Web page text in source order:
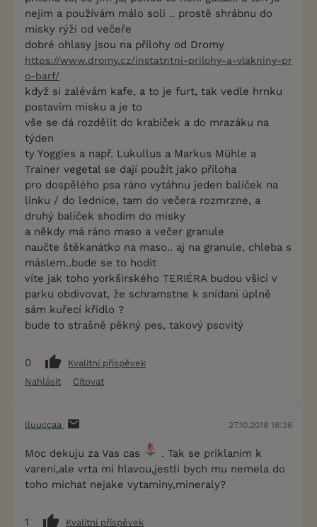
nejím a používám málo soli .. prostě shrábnu do
misky rýži od večeře
dobré ohlasy jsou na přílohy od Dromy
https://www.dromy.cz/instatntni-prilohy-a-vlakniny-pr
o-barf/
když si zalévám kafe, a to je furt, tak vedle hrnku
postavím misku a je to
vše se dá rozdělit do krabiček a do mrazáku na
týden
ty Yoggies a např. Lukullus a Markus Mühle a
Trainer vegetal se dají použít jako příloha
pro dospělého psa ráno vytáhnu jeden balíček na
linku / do lednice, tam do večera rozmrzne, a
druhý balíček shodím do misky
a někdy má ráno maso a večer granule
naučte štěkanátko na maso.. aj na granule, chleba s
máslem..bude se to hodit
víte jak toho yorkširského TERIÉRA budou všici v
parku obdivovat, že schramstne k snídani úplně
sám kuřecí křídlo ?
bude to strašně pěkný pes, takový psovitý
0
Kvalitní příspěvek
Nahlásit
Citovat
lluuccaa 27.10.2018 16:36
Moc dekuju za Vas cas
. Tak se priklanim k
vareni,ale vrta mi hlavou,jestli bych mu nemela do
toho michat nejake vytaminy,mineraly?
1
Kvalitní příspěvek